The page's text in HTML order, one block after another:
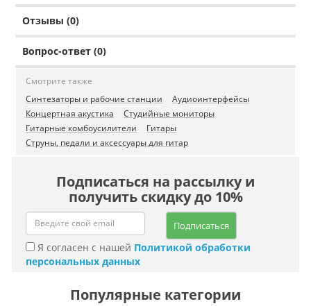
Отзывы (0)
Вопрос-ответ (0)
Смотрите также
Синтезаторы и рабочие станции
Аудиоинтерфейсы
Концертная акустика
Студийные мониторы
Гитарные комбоусилители
Гитары
Струны, педали и аксессуары для гитар
Подписаться на рассылку и
получить скидку до 10%
Подписаться
Я согласен с нашей Политикой обработки
персональных данных
Популярные категории